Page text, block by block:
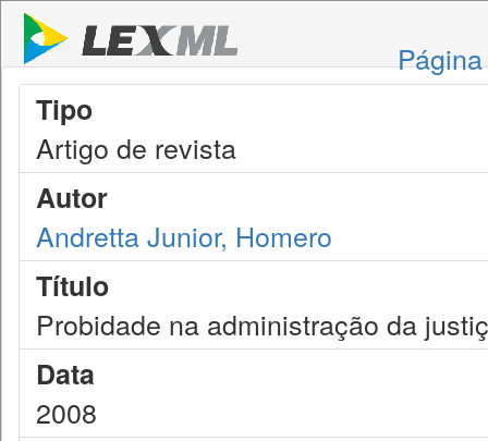
Tipo
Artigo de revista
Autor
Andretta Junior, Homero
Título
Probidade na administração da
Data
2008